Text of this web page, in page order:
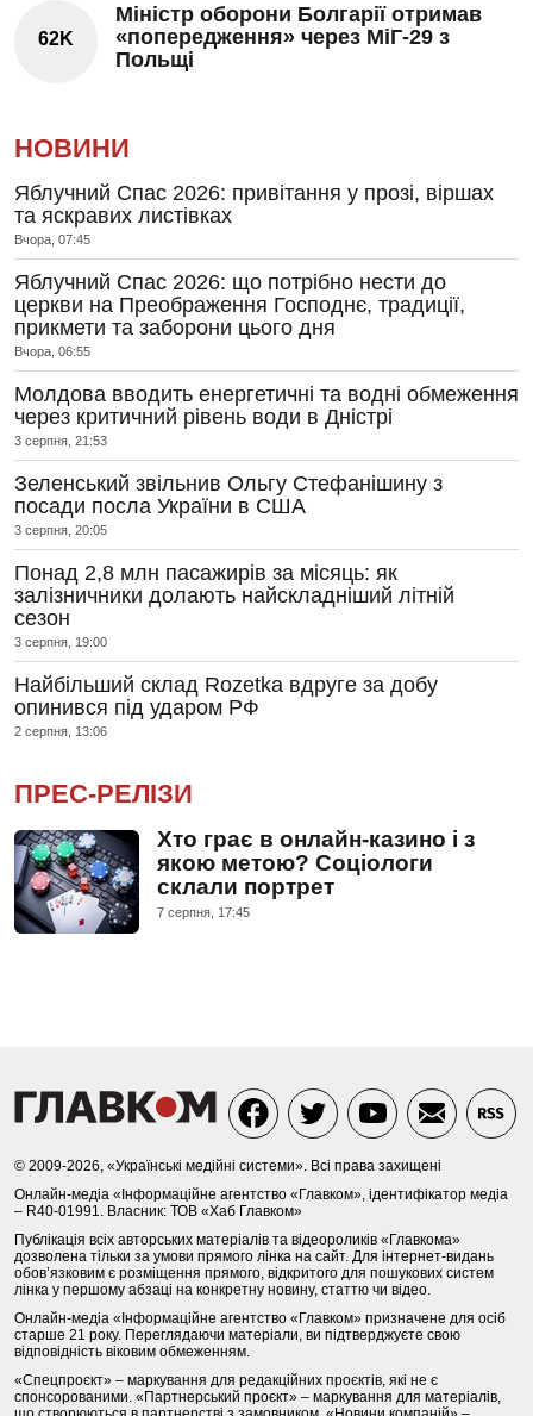
62K
Міністр оборони Болгарії отримав
«попередження» через МіГ-29 з
Польщі
НОВИНИ
Яблучний Спас 2026: привітання у прозі, віршах
та яскравих листівках
Вчора, 07:45
Яблучний Спас 2026: що потрібно нести до
церкви на Преображення Господнє, традиції,
прикмети та заборони цього дня
Вчора, 06:55
Молдова вводить енергетичні та водні обмеження
через критичний рівень води в Дністрі
3 серпня, 21:53
Зеленський звільнив Ольгу Стефанішину з
посади посла України в США
3 серпня, 20:05
Понад 2,8 млн пасажирів за місяць: як
залізничники долають найскладніший літній
сезон
3 серпня, 19:00
Найбільший склад Rozetka вдруге за добу
опинився під ударом РФ
2 серпня, 13:06
ПРЕС-РЕЛІЗИ
Хто грає в онлайн-казино і з
якою метою? Соціологи
склали портрет
7 серпня, 17:45
© 2009-2026, «Українські медійні системи». Всі права захищені
Онлайн-медіа «Інформаційне агентство «Главком», ідентифікатор медіа
– R40-01991. Власник: ТОВ «Хаб Главком»
Публікація всіх авторських матеріалів та відеороликів «Главкома»
дозволена тільки за умови прямого лінка на сайт. Для інтернет-видань
обов’язковим є розміщення прямого, відкритого для пошукових систем
лінка у першому абзаці на конкретну новину, статтю чи відео.
Онлайн-медіа «Інформаційне агентство «Главком» призначене для осіб
старше 21 року. Переглядаючи матеріали, ви підтверджуєте свою
відповідність віковим обмеженням.
«Спецпроєкт» – маркування для редакційних проєктів, які не є
спонсорованими. «Партнерський проєкт» – маркування для матеріалів,